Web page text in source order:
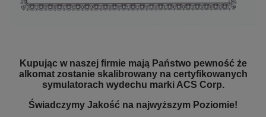
Kupując w naszej firmie mają Państwo pewność że
alkomat zostanie skalibrowany na certyfikowanych
symulatorach wydechu marki ACS Corp.
Świadczymy Jakość na najwyższym Poziomie!